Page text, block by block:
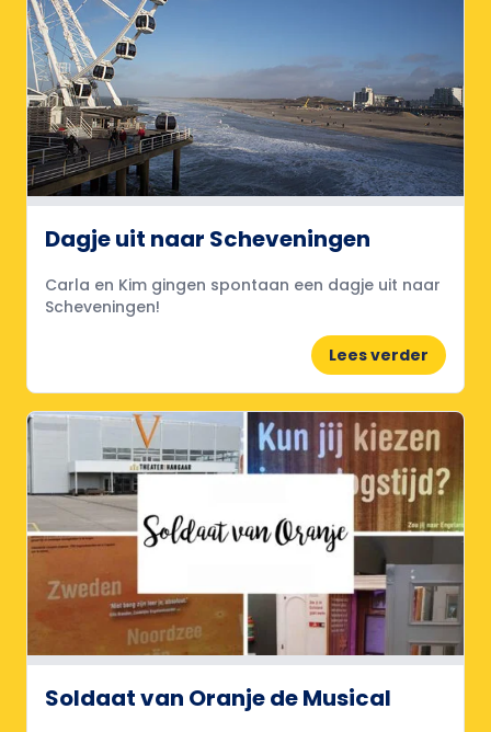
Dagje uit naar Scheveningen
Carla en Kim gingen spontaan een dagje uit naar
Scheveningen!
Lees verder
Soldaat van Oranje de Musical